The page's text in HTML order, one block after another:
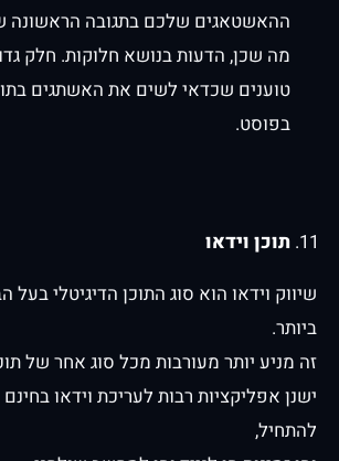
ההאשטאגים שלכם בתגובה הראשונה
מה שכן, הדעות בנושא חלוקות. חלק
טוענים שכדאי לשים את האשתגים
בפוסט.
תוכן וידאו
שיווק וידאו הוא סוג התוכן הדיגיטלי בעל
ביותר.
זה מניע יותר מעורבות מכל סוג אחר של
ישנן אפליקציות רבות לעריכת וידאו
להתחיל,